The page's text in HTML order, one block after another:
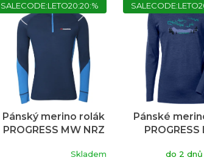
SALECODE:LETO20:20:%
Pánský merino rolák
PROGRESS MW NRZ
tm.modrá/modrá
Skladem
Pánské
PROGRESS
rukávem -do 2 dnů